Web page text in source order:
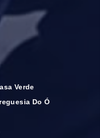
Verde
Do Ó